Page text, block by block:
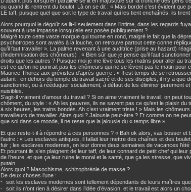
ou quand ils rentrent du boulot. Là on se dit : « Mais bordel c’est évident que
LE taff, puisque quel que soit le type de travail qui les tient enchaînés, ils
Alors pourquoi le dégoût se lit-il seulement dans l’intime, dans les regards
souvent à une impasse lorsqu’elle est posée publiquement ?
Malgré toute cette vaste morgue qui tourne en rond, malgré le fait que la
psychotropes sont avalés à la louche, on retrouve partout cette conne
qu’il faut travailler ». La palme revenant à une auditrice (prise au hasard)
(l’indemnisation des chômeurs) : « Bien sûr que je pense qu’il faut
droits que les autres ? Puisque moi je me lève tous les matins pour aller au
est-ce qu’on ne punirait pas les chômeurs qui ne se lèvent pas le matin pour
Maurice Thorez aux grévistes d’après-guerre : « Il est temps de se
autant : en dehors du temple du travail sacré et de ses disciples, il n’y a que
sanctionner, ou à rééduquer socialement, à défaut de les éliminer purement
nuisibles.
S’agit-il vraiment d’amour du travail ? Si on aime vraiment le travail, on peut
chôment, du style : « Ah les pauvres, ils ne savent pas ce qu’est le plaisir du
à six heures, les trains bondés. Ah c’est vraiment triste ! » Mais les
travailleurs de travailler. Alors quoi ? Jalousie peut-être ? Et comme on ne
que soi dans ce monde, il ne reste que la jalousie du « temps libre ».
Et que reste-t-il à répondre à ces personnes ? « Bah ok alors, vas bosser et
l’autre : « Les esclaves antiques, il fallait leur mettre des chaînes et des
fuir ; les esclaves modernes, on leur donne deux semaines de vacances
Et pourtant ils s’en plaignent de leur taff, de leur connard de petit chef qui
de l’heure, et que ça leur ruine le moral et la santé, que ça les stresse, que
putain…
Alors quoi ? Masochisme, schizophrénie de masse ?
De deux choses l’une :
soit les esclaves modernes sont tellement dépendants de leurs maîtres
soit ils n’ont rien à désirer dans l’idée d’évasion, et le travail est alors un